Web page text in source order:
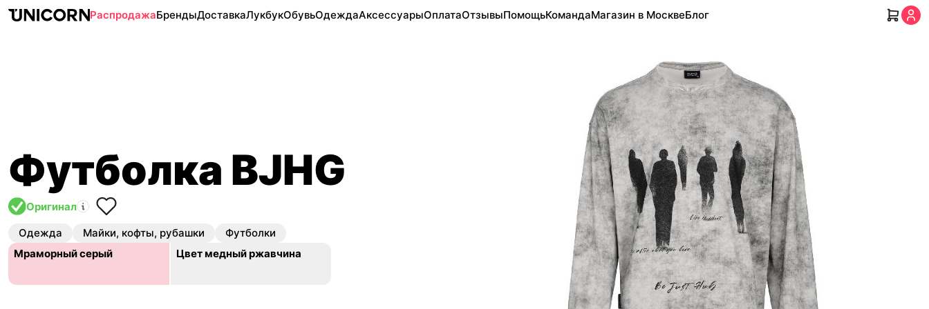
РаспродажаБрендыДоставкаЛукбукОбувьОдеждаАксессуарыОплатаОтзывыПомощьКомандаМагазин в МосквеБлог
Футболка BJHG
Оригинал
Одежда Майки, кофты, рубашки
Футболки
Мраморный серый
Цвет медный ржавчина